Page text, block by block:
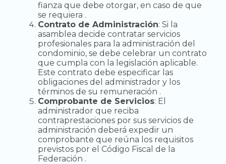
fianza que debe otorgar, en caso de que
se requiera .
Contrato de Administración: Si la
asamblea decide contratar servicios
profesionales para la administración del
condominio, se debe celebrar un contrato
que cumpla con la legislación aplicable.
Este contrato debe especificar las
obligaciones del administrador y los
términos de su remuneración .
Comprobante de Servicios: El
administrador que reciba
contraprestaciones por sus servicios de
administración deberá expedir un
comprobante que reúna los requisitos
previstos por el Código Fiscal de la
Federación .